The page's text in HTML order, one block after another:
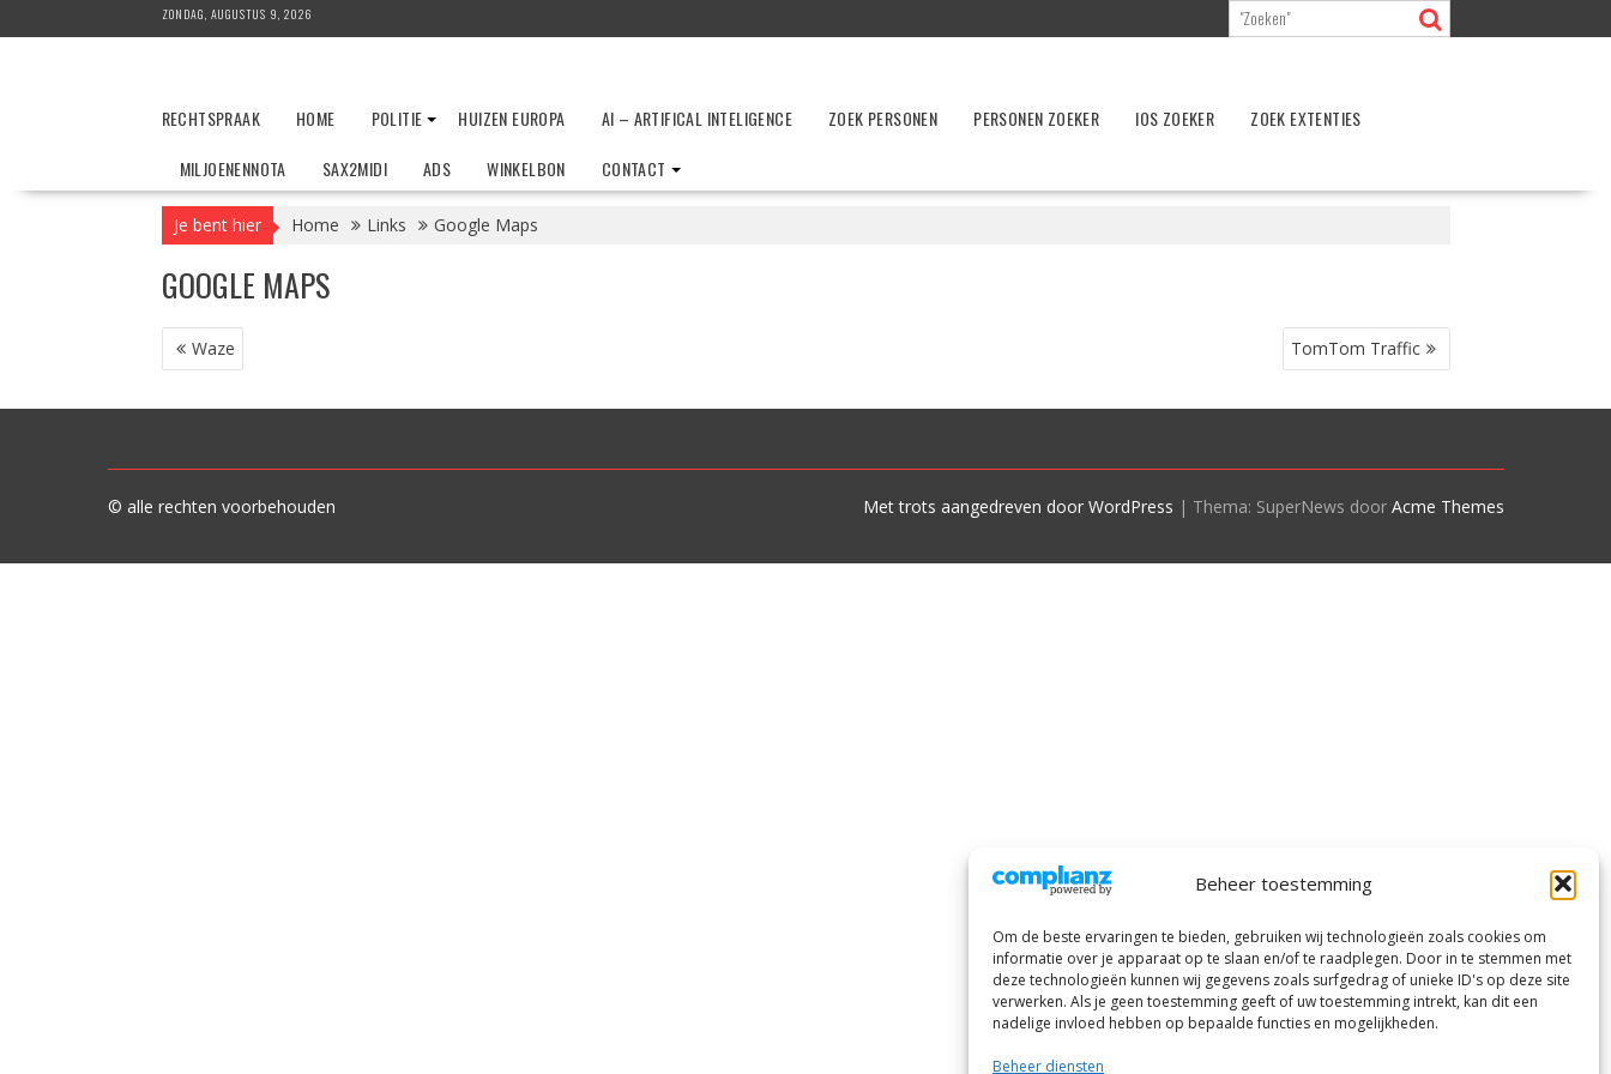
Beheer toestemming
Om de beste ervaringen te bieden, gebruiken wij technologieën zoals cookies om
informatie over je apparaat op te slaan en/of te raadplegen. Door in te stemmen met
deze technologieën kunnen wij gegevens zoals surfgedrag of unieke ID's op deze site
verwerken. Als je geen toestemming geeft of uw toestemming intrekt, kan dit een
nadelige invloed hebben op bepaalde functies en mogelijkheden.
Beheer diensten
naar
ZONDAG, AUGUSTUS 9, 2026
RECHTSPRAAK HOME POLITIE HUIZEN EUROPA AI – ARTIFICAL INTELIGENCE ZOEK PERSONEN PERSONEN ZOEKER IOS ZOEKER
ZOEK EXTENTIES
MILJOENENNOTA
SAX2MIDI ADS WINKELBON CONTACT
Je bent hier Home Links Google Maps
GOOGLE MAPS
BERICHT
NAVIGATIE
Waze TomTom Traffic
© alle rechten voorbehouden Met trots aangedreven door WordPress | Thema: SuperNews door Acme Themes